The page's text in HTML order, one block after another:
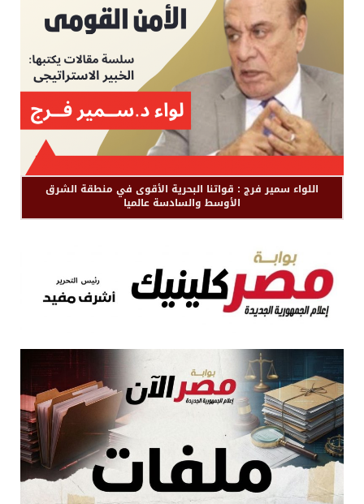
اللواء سمير فرج : قواتنا البحرية الأقوى في منطقة الشرق
الأوسط والسادسة عالميا